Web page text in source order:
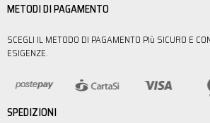
METODI DI PAGAMENTO
SCEGLI IL METODO DI PAGAMENTO PIù SICURO E
ESIGENZE.
SPEDIZIONI